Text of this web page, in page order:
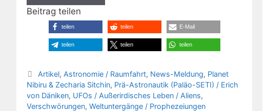
Beitrag teilen
teilen teilen E-Mail
teilen teilen teilen
Kategorien
Artikel, Astronomie / Raumfahrt, News-Meldung, Planet
Nibiru & Zecharia Sitchin, Prä-Astronautik (Paläo-SETI) / Erich
von Däniken, UFOs / Außerirdisches Leben / Aliens,
Verschwörungen, Weltuntergänge / Prophezeiungen